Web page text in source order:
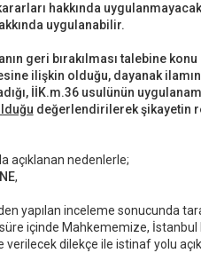
hakkında
uygulanabilir.
geri bırakılması talebine
ilişkin olduğu, dayanak
İİK.m.36 usulünün
değerlendirilerek şikayetin
açıklanan nedenlerle;
,
yapılan inceleme sonucunda
içinde Mahkememize,
verilecek dilekçe ile istinaf yolu